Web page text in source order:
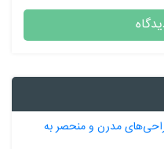
مدرن و منحصر به